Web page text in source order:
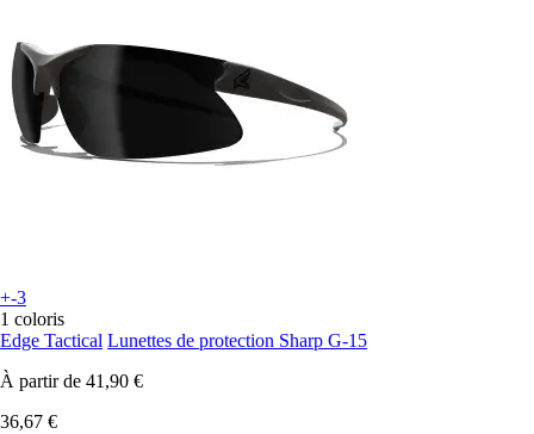
+-3
1 coloris
Edge Tactical Lunettes de protection Sharp G-15
À partir de 41,90 €
36,67 €